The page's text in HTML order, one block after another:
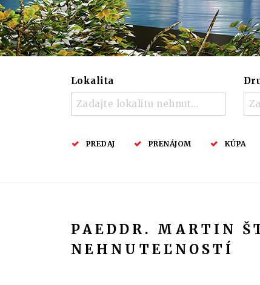
Lokalita
Zadajte lokalitu nehnuteľnosti ..
PREDAJ PRENÁJOM KÚPA
PAEDDR. MARTIN
NEHNUTEĽNOSTÍ